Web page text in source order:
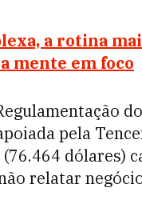
a rotina
mente em foco
pela
dólares)
relatar